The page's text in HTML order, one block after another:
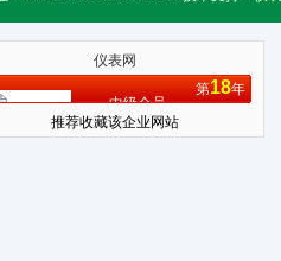
仪表网
中级会员
第18年
推荐收藏该企业网站